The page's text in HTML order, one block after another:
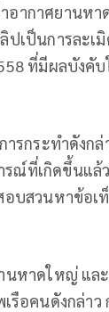
อากาศยานห
เป็นการละเ
ที่มีผลบังคั
รกระทำดังกล่
ณ์ที่เกิดขึ้นแล้ว
อบสวนหาข้อเ
นหาดใหญ่ แล
อคนดังกล่าว